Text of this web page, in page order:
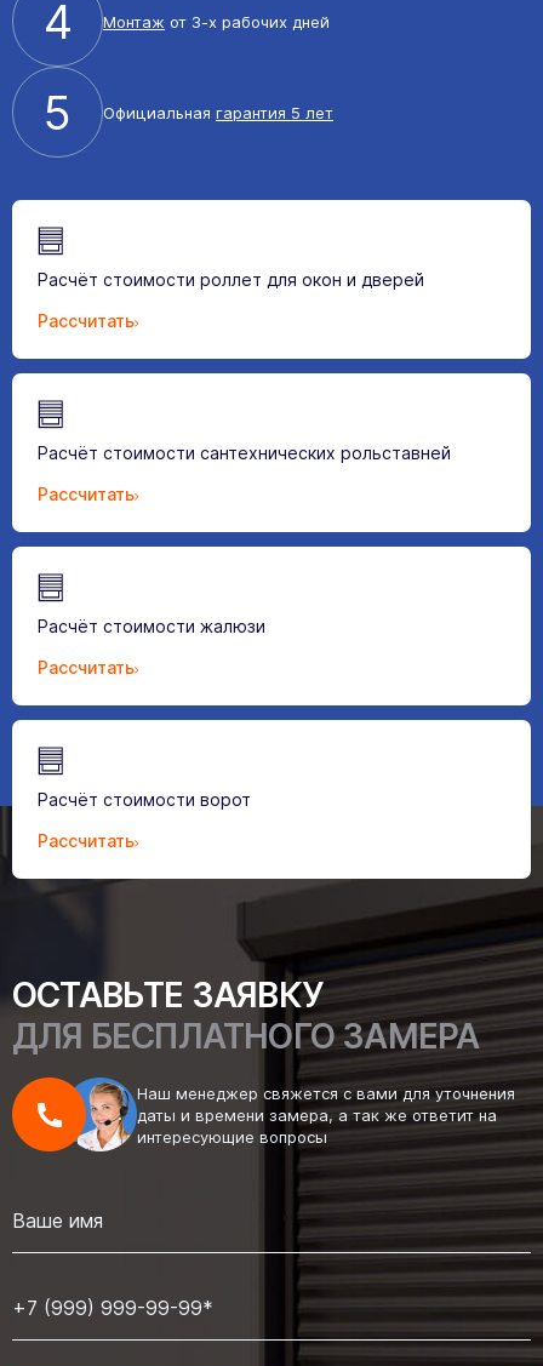
4 Монтаж от 3-х рабочих дней
5 Официальная гарантия 5 лет
Расчёт стоимости роллет для окон и дверей
Рассчитать
Расчёт стоимости сантехнических рольставней
Рассчитать
Расчёт стоимости жалюзи
Рассчитать
Расчёт стоимости ворот
Рассчитать
ОСТАВЬТЕ ЗАЯВКУ
ДЛЯ БЕСПЛАТНОГО ЗАМЕРА
Наш менеджер свяжется с вами для уточнения
даты и времени замера, а так же ответит на
интересующие вопросы